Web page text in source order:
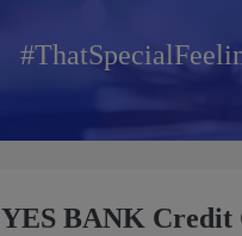
YES BANK